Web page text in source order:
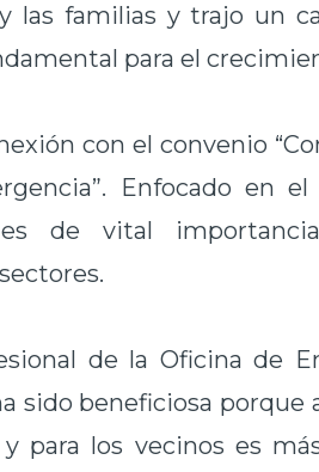
las familias y trajo un
para el
con el convenio
Enfocado en
de vital
de la Oficina de
sido beneficiosa porque
para los vecinos es